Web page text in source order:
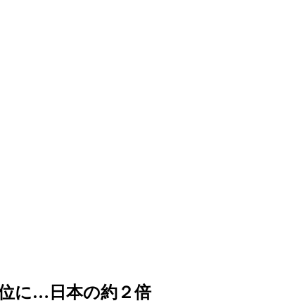
に…日本の約２倍